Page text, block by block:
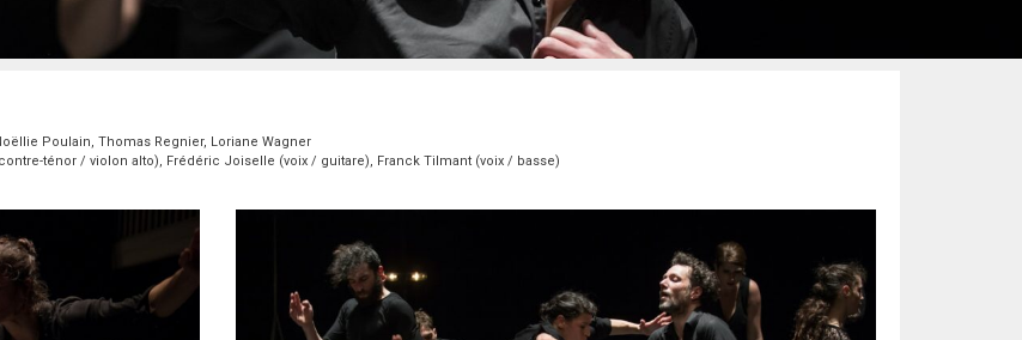
Poulain, Thomas Regnier, Loriane Wagner
ténor / violon alto), Frédéric Joiselle (voix / guitare), Franck Tilmant (voix / basse)